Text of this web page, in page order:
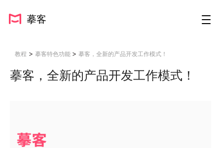
摹客
教程 > 摹客特色功能 > 摹客，全新的产品开发工作模式！
摹客，全新的产品开发工作模式！